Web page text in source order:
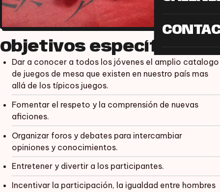
Objetivos específicos
Dar a conocer a todos los jóvenes el amplio catalogo
de juegos de mesa que existen en nuestro país mas
allá de los típicos juegos.
Fomentar el respeto y la comprensión de nuevas
aficiones.
Organizar foros y debates para intercambiar
opiniones y conocimientos.
Entretener y divertir a los participantes.
Incentivar la participación, la igualdad entre hombres